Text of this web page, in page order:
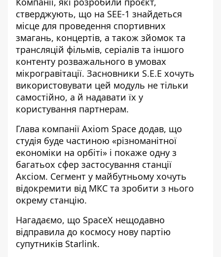
стверджують, що на SEE-1 знайдеться
місце для проведення спортивних
змагань, концертів, а також зйомок та
трансляцій фільмів, серіалів та іншого
контенту розважального в умовах
мікрогравітації. Засновники S.E.E хочуть
використовувати цей модуль не тільки
самостійно, а й надавати їх у
користування партнерам.
Глава компанії Axiom Space додав, що
студія буде частиною «різноманітної
економіки на орбіті» і покаже одну з
багатьох сфер застосування станції
Аксіом. Сегмент у майбутньому хочуть
відокремити від МКС та зробити з нього
окрему станцію.
Нагадаємо, що SpaceX нещодавно
відправила до космосу нову партію
супутників Starlink.